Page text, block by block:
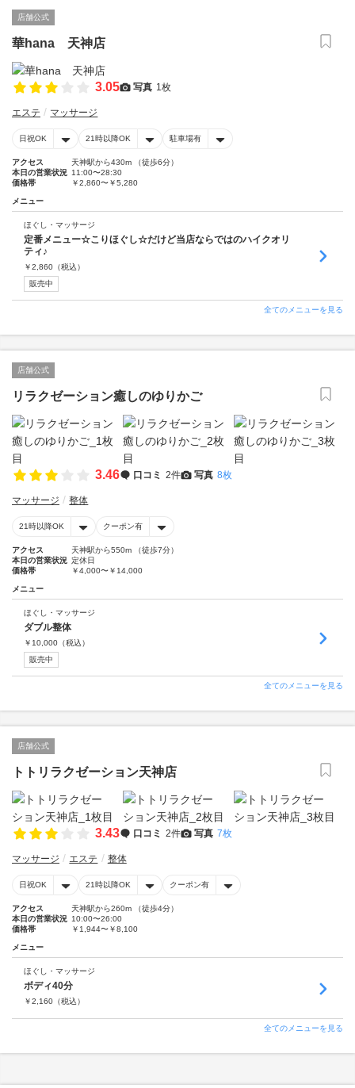
店舗公式
華hana 天神店
3.05 写真 1枚
エステ マッサージ
日祝OK 21時以降OK 駐車場有
アクセス
天神駅から430m （徒歩6分）
本日の営業状況 11:00〜28:30
価格帯
￥2,860〜￥5,280
メニュー
ほぐし・マッサージ
定番メニュー☆こりほぐし☆だけど当店ならではのハイクオリ
ティ♪
￥2,860 （税込）
販売中
全てのメニューを見る
店舗公式
リラクゼーション癒しのゆりかご
3.46 口コミ 2件 写真 8枚
マッサージ 整体
21時以降OK クーポン有
アクセス
天神駅から550m （徒歩7分）
本日の営業状況 定休日
価格帯
￥4,000〜￥14,000
メニュー
ほぐし・マッサージ
ダブル整体
￥ 10,000 （税込）
販売中
全てのメニューを見る
店舗公式
トトリラクゼーション天神店
3.43 口コミ 2件 写真 7枚
マッサージ エステ 整体
日祝OK 21時以降OK クーポン有
アクセス
天神駅から260m （徒歩4分）
本日の営業状況 10:00〜26:00
価格帯
￥1,944〜￥8,100
メニュー
ほぐし・マッサージ
ボディ40分
￥2,160 （税込）
全てのメニューを見る